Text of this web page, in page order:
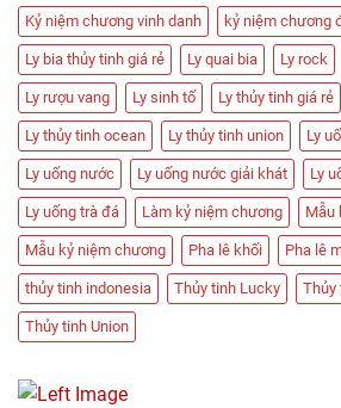
Kỷ niệm chương vinh danh kỷ niệm chương
Ly bia thủy tinh giá rẻ Ly quai bia Ly rock
Ly rượu vang Ly sinh tố Ly thủy tinh giá rẻ
Ly thủy tinh ocean Ly thủy tinh union Ly
Ly uống nước Ly uống nước giải khát Ly
Ly uống trà đá Làm kỷ niệm chương Mẫu
Mẫu kỷ niệm chương Pha lê khối Pha lê
thủy tinh indonesia Thủy tinh Lucky Thủy
Thủy tinh Union